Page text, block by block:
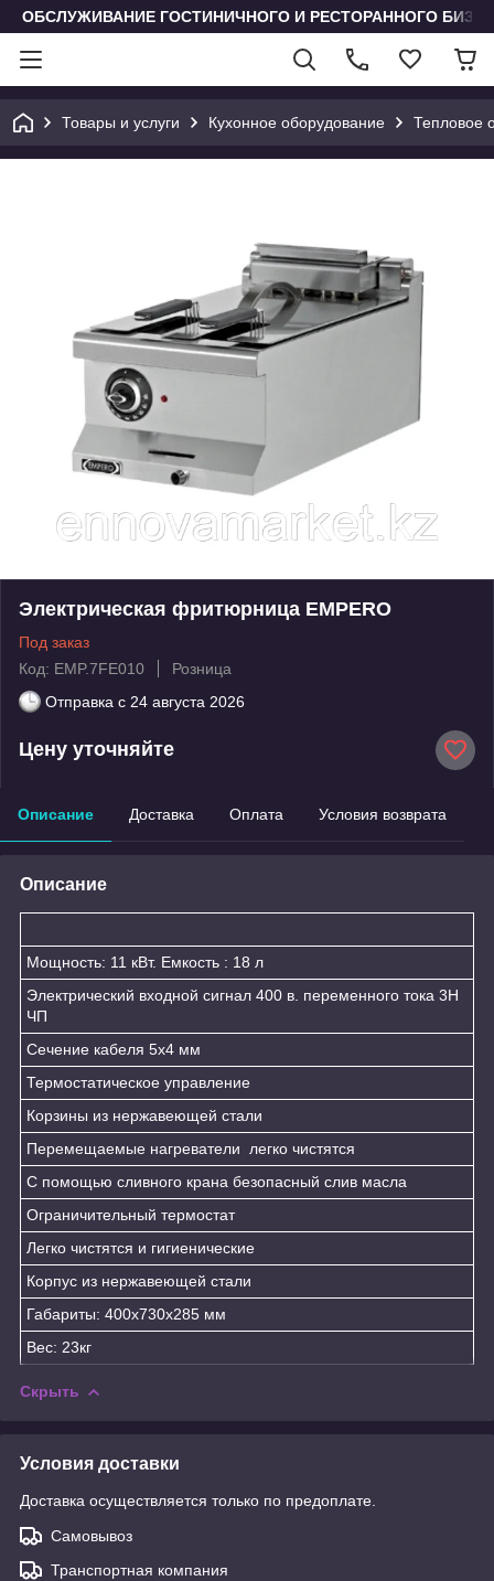
ОБСЛУЖИВАНИЕ ГОСТИНИЧНОГО И РЕСТОРАННОГО
Товары и услуги Кухонное оборудование Тепловое
Электрическая фритюрница EMPERO
Под заказ
Код: EMP.7FE010
Розница
Отправка с 24 августа 2026
Цену уточняйте
Описание Доставка Оплата Условия возврата
Описание
Мощность: 11 кВт. Емкость : 18 л
Электрический входной сигнал 400 в. переменного тока 3Н
ЧП
Сечение кабеля 5х4 мм
Термостатическое управление
Корзины из нержавеющей стали
Перемещаемые нагреватели легко чистятся
С помощью сливного крана безопасный слив масла
Ограничительный термостат
Легко чистятся и гигиенические
Корпус из нержавеющей стали
Габариты: 400x730x285 мм
Вес: 23кг
Скрыть
Условия доставки
Доставка осуществляется только по предоплате.
Самовывоз
Транспортная компания